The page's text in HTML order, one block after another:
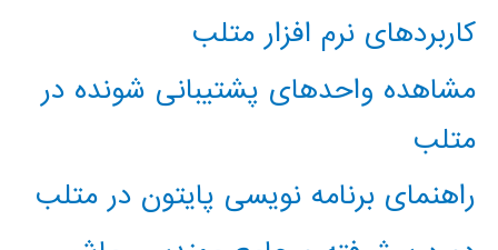
کاربردهای نرم افزار متلب
مشاهده واحدهای پشتیبانی شونده در
متلب
راهنمای برنامه نویسی پایتون در متلب